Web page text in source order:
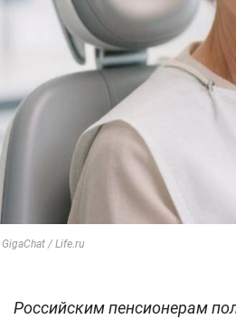
/ Life.ru
Российским пенсионерам